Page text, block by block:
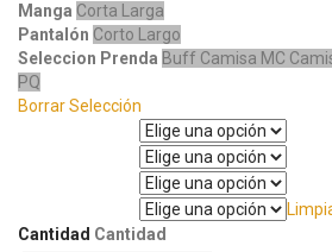
Manga Corta Larga
Pantalón Corto Largo
Seleccion Prenda Buff Camisa MC
PQ
Borrar Selección
Cantidad Cantidad